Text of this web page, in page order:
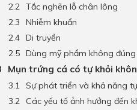
Tắc nghẽn lỗ chân lông
Nhiễm khuẩn
Di truyền
Dùng mỹ phẩm không
Mụn trứng cá có tự khỏi
Sự phát triển và khả năng
Các yếu tố ảnh hưởng đến